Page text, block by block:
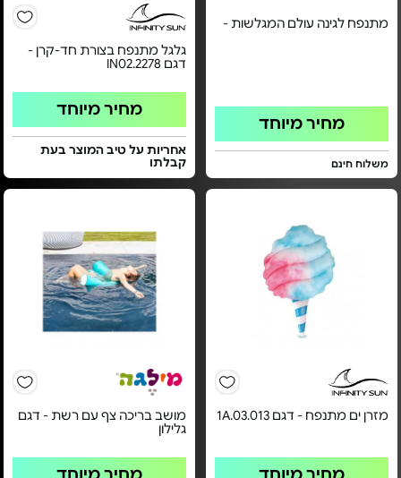
מתנפח לגינה עולם המגלשות -
מחיר מיוחד
משלוח חינם
גלגל מתנפח בצורת חד-קרן -
דגם IN02.2278
מחיר מיוחד
אחריות על טיב המוצר בעת
קבלתו
מזרן ים מתנפח - דגם 1A.03.013
מושב בריכה צף עם רשת - דגם
גלילון